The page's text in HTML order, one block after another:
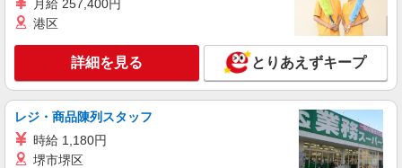
月給 257,400円
港区
詳細を見る とりあえずキープ
レジ・商品陳列スタッフ
時給 1,180円
堺市堺区